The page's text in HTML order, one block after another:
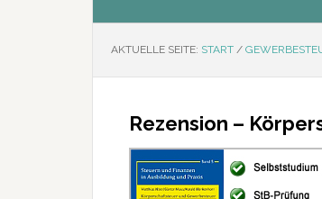
AKTUELLE SEITE: START /
Rezension –